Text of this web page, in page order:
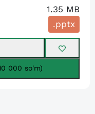
1.35 MB
.pptx
000 so'm)